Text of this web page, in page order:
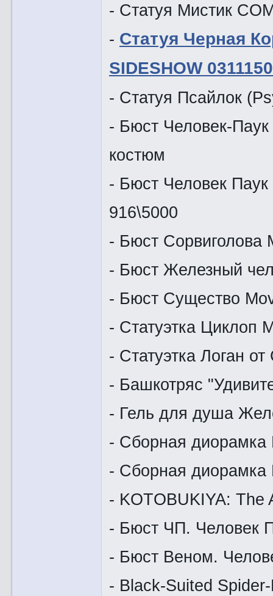
- Статуя Мистик
- Статуя Черная
SIDESHOW
- Статуя Псайлок
- Бюст Человек-
костюм
- Бюст Человек
916\5000
- Бюст Сорвиголова
- Бюст Железный
- Бюст Существо
- Статуэтка Циклоп
- Статуэтка Логан
- Башкотряс
- Гель для душа
- Сборная
- Сборная диорамка
- KOTOBUKIYA: The
- Бюст ЧП. Человек
- Бюст Веном.
- Black-Suited